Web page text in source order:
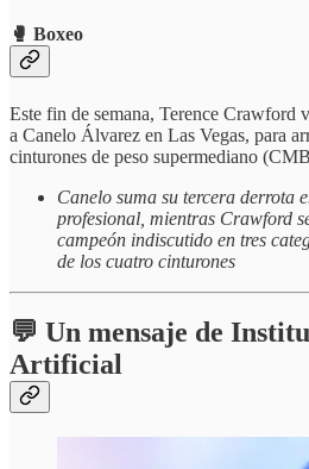
🥊 Boxeo
Este fin de semana, Terence Crawford
a Canelo Álvarez en Las Vegas, para
cinturones de peso supermediano
Canelo suma su tercera derrota
profesional, mientras Crawford
campeón indiscutido en tres
de los cuatro cinturones
💬 Un mensaje de
Artificial